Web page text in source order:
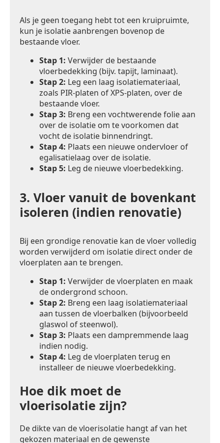
Als je geen toegang hebt tot een kruipruimte,
kun je isolatie aanbrengen bovenop de
bestaande vloer.
Stap 1: Verwijder de bestaande
vloerbedekking (bijv. tapijt, laminaat).
Stap 2: Leg een laag isolatiemateriaal,
zoals PIR-platen of XPS-platen, over de
bestaande vloer.
Stap 3: Breng een vochtwerende folie aan
over de isolatie om te voorkomen dat
vocht de isolatie binnendringt.
Stap 4: Plaats een nieuwe ondervloer of
egalisatielaag over de isolatie.
Stap 5: Leg de nieuwe vloerbedekking.
3. Vloer vanuit de bovenkant
isoleren (indien renovatie)
Bij een grondige renovatie kan de vloer volledig
worden verwijderd om isolatie direct onder de
vloerplaten aan te brengen.
Stap 1: Verwijder de vloerplaten en maak
de ondergrond schoon.
Stap 2: Breng een laag isolatiemateriaal
aan tussen de vloerbalken (bijvoorbeeld
glaswol of steenwol).
Stap 3: Plaats een dampremmende laag
indien nodig.
Stap 4: Leg de vloerplaten terug en
installeer de nieuwe vloerbedekking.
Hoe dik moet de
vloerisolatie zijn?
De dikte van de vloerisolatie hangt af van het
gekozen materiaal en de gewenste